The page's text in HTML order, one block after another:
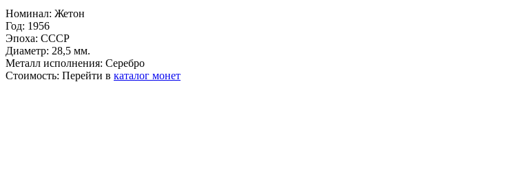
Номинал: Жетон
Год: 1956
Эпоха: СССР
Диаметр: 28,5 мм.
Металл исполнения: Серебро
Стоимость: Перейти в каталог монет